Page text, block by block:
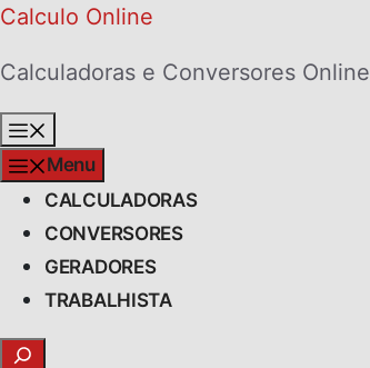
Skip
content
Calculo Online
Calculadoras e Conversores Online
Menu
CALCULADORAS
CONVERSORES
GERADORES
TRABALHISTA
Search